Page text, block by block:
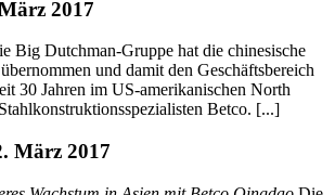
2017
Big Dutchman-Gruppe hat die chinesische
und damit den Geschäftsbereich
30 Jahren im US-amerikanischen North
Betco. [...]
März 2017